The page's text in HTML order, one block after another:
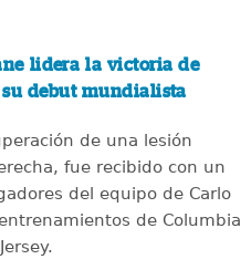
lidera la victoria de
su debut mundialista
de una lesión
fue recibido con un
del equipo de Carlo
de Columbia